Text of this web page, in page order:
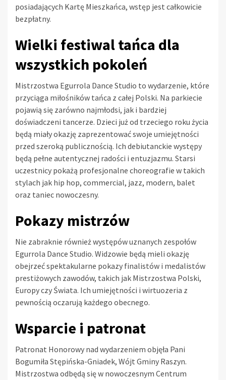
posiadających Kartę Mieszkańca, wstęp jest całkowicie
bezpłatny.
Wielki festiwal tańca dla
wszystkich pokoleń
Mistrzostwa Egurrola Dance Studio to wydarzenie, które
przyciąga miłośników tańca z całej Polski. Na parkiecie
pojawią się zarówno najmłodsi, jak i bardziej
doświadczeni tancerze. Dzieci już od trzeciego roku życia
będą miały okazję zaprezentować swoje umiejętności
przed szeroką publicznością. Ich debiutanckie występy
będą pełne autentycznej radości i entuzjazmu. Starsi
uczestnicy pokażą profesjonalne choreografie w takich
stylach jak hip hop, commercial, jazz, modern, balet
oraz taniec nowoczesny.
Pokazy mistrzów
Nie zabraknie również występów uznanych zespołów
Egurrola Dance Studio. Widzowie będą mieli okazję
obejrzeć spektakularne pokazy finalistów i medalistów
prestiżowych zawodów, takich jak Mistrzostwa Polski,
Europy czy Świata. Ich umiejętności i wirtuozeria z
pewnością oczarują każdego obecnego.
Wsparcie i patronat
Patronat Honorowy nad wydarzeniem objęła Pani
Bogumiła Stępińska-Gniadek, Wójt Gminy Raszyn.
Mistrzostwa odbędą się w nowoczesnym Centrum